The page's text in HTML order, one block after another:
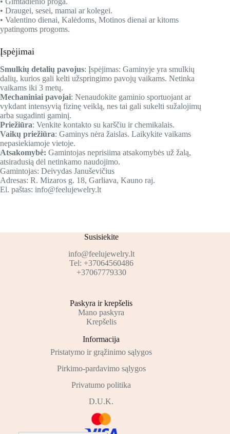
• Draugei, sesei, mamai ar kolegei.
• Valentino dienai, Kalėdoms, Motinos dienai ar kitoms
ypatingoms progoms.
Įspėjimai
Smulkių detalių pavojus: Įspėjimas: Gaminyje yra smulkių
dalių, kurios gali kelti užspringimo pavojų vaikams. Netinka
vaikams iki 3 metų.
Mechaniniai pavojai: Nenaudokite gaminio sportuojant ar
vykdant intensyvią fizinę veiklą, nes tai gali sukelti sužalojimų
arba sugadinti gaminį.
Priežiūra: Venkite kontakto su karščiu ir chemikalais.
Vaikų priežiūra: Gaminys nėra žaislas. Laikykite vaikams
nepasiekiamoje vietoje.
Atsakomybė: Gamintojas neprisiima atsakomybės už žalą,
atsiradusią dėl netinkamo naudojimo.
Gamintojas: Deivydas Januševičius
Adresas: R. Mizaros g. 18, Garliava, Kauno raj.
El. paštas: info@feelujewelry.lt
Susisiekite
info@feelujewelry.lt
Tel: +37064560486
+37067779330
Paskyra ir krepšelis
Mano paskyra
Krepšelis
Informacija
Pristatymo ir grąžinimo sąlygos
Pirkimo-pardavimo sąlygos
Privatumo politika
D.U.K.